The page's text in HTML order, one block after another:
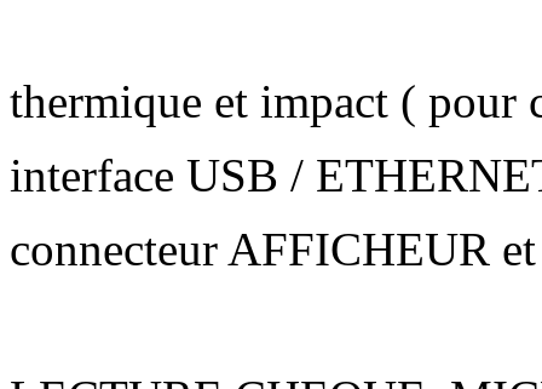
thermique et impact ( pour
interface USB /
connecteur AFFICHEUR